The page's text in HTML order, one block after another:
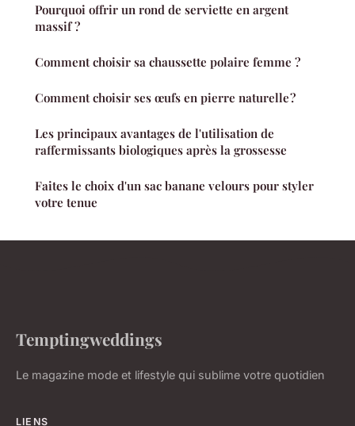
Pourquoi offrir un rond de serviette en argent
massif ?
Comment choisir sa chaussette polaire femme ?
Comment choisir ses œufs en pierre naturelle ?
Les principaux avantages de l'utilisation de
raffermissants biologiques après la grossesse
Faites le choix d'un sac banane velours pour styler
votre tenue
Temptingweddings
Le magazine mode et lifestyle qui sublime votre quotidien
LIENS